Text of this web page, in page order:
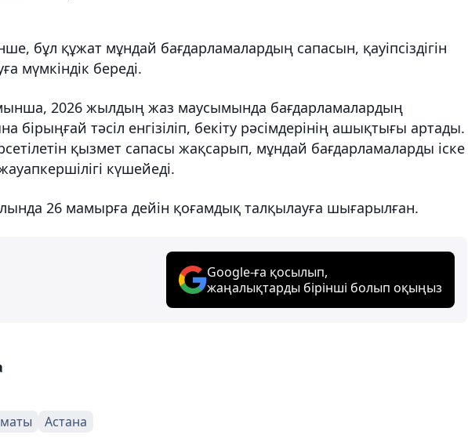
бұл құжат мұндай бағдарламалардың сапасын, қауіпсіздігін
мүмкіндік береді.
2026 жылдың жаз маусымында бағдарламалардың
тәсіл енгізіліп, бекіту рәсімдерінің ашықтығы артады.
қызмет сапасы жақсарып, мұндай бағдарламаларды іске
күшейеді.
26 мамырға дейін қоғамдық талқылауға шығарылған.
Google-ға қосылып,
жаңалықтарды бірінші болып оқыңыз
Астана